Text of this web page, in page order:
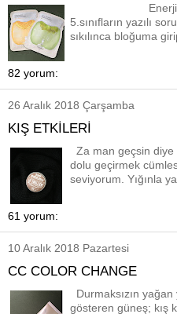
Enerji?... Çok
5.sınıfların yazılı
sıkılınca bloğuma
82 yorum:
26 Aralık 2018 Çarşamba
KIŞ ETKİLERİ
Za man geçsin diye
dolu geçirmek
seviyorum. Yığınla
61 yorum:
10 Aralık 2018 Pazartesi
CC COLOR CHANGE
Durmaksızın
gösteren güneş; kış